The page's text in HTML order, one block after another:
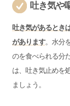
吐き気や
吐き気があるとき
があります。水分
のを食べられる分
は、吐き気止めを
ましょう。